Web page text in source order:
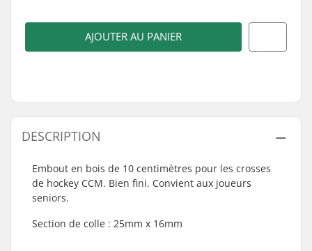
AJOUTER AU PANIER
DESCRIPTION
Embout en bois de 10 centimètres pour les crosses
de hockey CCM. Bien fini. Convient aux joueurs
seniors.
Section de colle : 25mm x 16mm